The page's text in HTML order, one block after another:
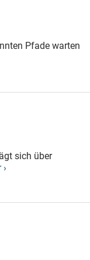
Pfade warten
sich über